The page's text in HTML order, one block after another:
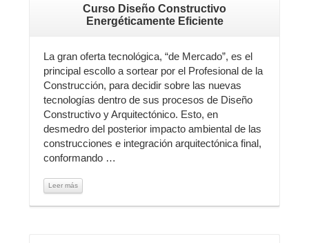
Curso Diseño Constructivo
Energéticamente Eficiente
La gran oferta tecnológica, “de Mercado”, es el
principal escollo a sortear por el Profesional de la
Construcción, para decidir sobre las nuevas
tecnologías dentro de sus procesos de Diseño
Constructivo y Arquitectónico. Esto, en
desmedro del posterior impacto ambiental de las
construcciones e integración arquitectónica final,
conformando …
Leer más